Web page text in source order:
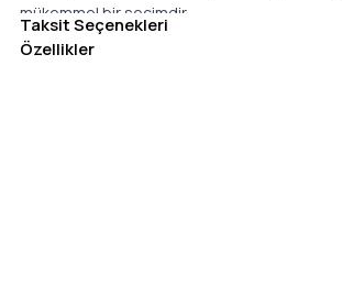
mükemmel bir seçimdir.
Ürün Özellikleri
Taksit Seçenekleri
Özellikler